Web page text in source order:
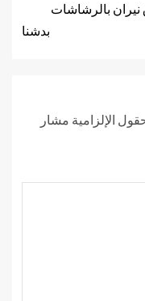
نيران بالرشاشات
بدشنا
الإلزامية مشار